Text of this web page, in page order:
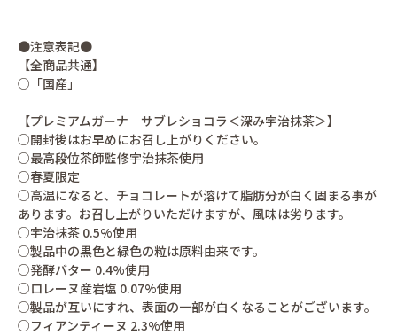
●注意表記●
【全商品共通】
○「国産」
【プレミアムガーナ サブレショコラ＜深み宇治抹茶＞】
○開封後はお早めにお召し上がりください。
○最高段位茶師監修宇治抹茶使用
○春夏限定
○高温になると、チョコレートが溶けて脂肪分が白く固まる事が
あります。お召し上がりいただけますが、風味は劣ります。
○宇治抹茶 0.5%使用
○製品中の黒色と緑色の粒は原料由来です。
○発酵バター 0.4%使用
○ロレーヌ産岩塩 0.07%使用
○製品が互いにすれ、表面の一部が白くなることがございます。
○フィアンティーヌ 2.3%使用